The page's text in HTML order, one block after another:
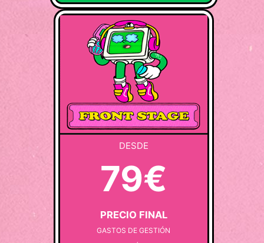
DESDE
79€
PRECIO FINAL
GASTOS DE GESTIÓN